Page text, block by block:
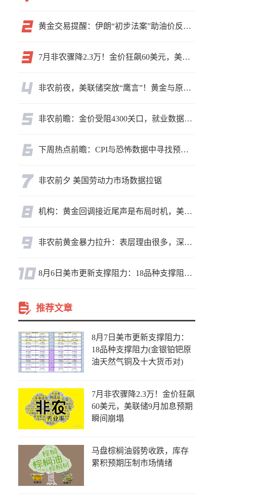
黄金交易提醒：伊朗“初步法案”助油价反弹逾3%，金价小幅承压，非农重磅来袭！
7月非农骤降2.3万！金价狂飙60美元，美联储9月加息预期瞬间崩塌
非农前夜，美联储突放“鹰言”！黄金与原油为何联手反攻？
非农前瞻：金价受阻4300关口，就业数据是“火上浇油”还是“釜底抽薪”？
下周热点前瞻：CPI与恐怖数据中寻找预期差
非农前夕 美国劳动力市场数据拉锯
机构：黄金回调接近尾声是布局时机，美元后市或走弱转为利多因素
非农前黄金暴力拉升：表层理由很多，深层逻辑却让人困惑
8月6日美市更新支撑阻力：18品种支撑阻力(金银铂钯原油天然气铜及十大货币对)
推荐文章
8月7日美市更新支撑阻力：
18品种支撑阻力(金银铂钯原
油天然气铜及十大货币对)
7月非农骤降2.3万！金价狂飙
60美元，美联储9月加息预期
瞬间崩塌
马盘棕榈油弱势收跌，库存
累积预期压制市场情绪